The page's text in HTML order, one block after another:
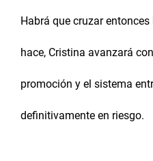
Habrá que cruzar
hace, Cristina avanzará
promoción y el sistema
definitivamente en riesgo.